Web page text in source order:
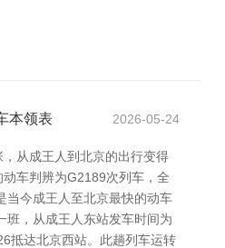
本领表 2026-05-24
从成王人到北京的出行变得
车判辨为G2189次列车，全
当今成王人至北京最快的动车
班，从成王人东站发车时间为
抵达北京西站。此趟列车运转